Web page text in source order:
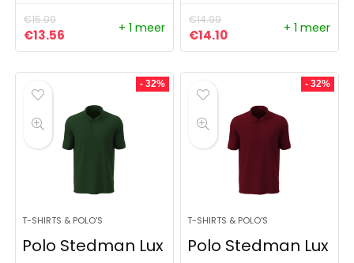
€15.99
Oorspronkelijke prijs was: €15.99.
€13.56 Huidige prijs is: €13.56.
+ 1 meer
€14.99
Oorspronkelijke prijs was:
€14.10Huidige prijs is:
+ 1 meer
- 32%
T-SHIRTS & POLO'S
Polo Stedman Lux
- 32%
T-SHIRTS & POLO'S
Polo Stedman Lux